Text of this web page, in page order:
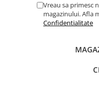
Vreau sa primesc
magazinului. Afla
Confidentialitate